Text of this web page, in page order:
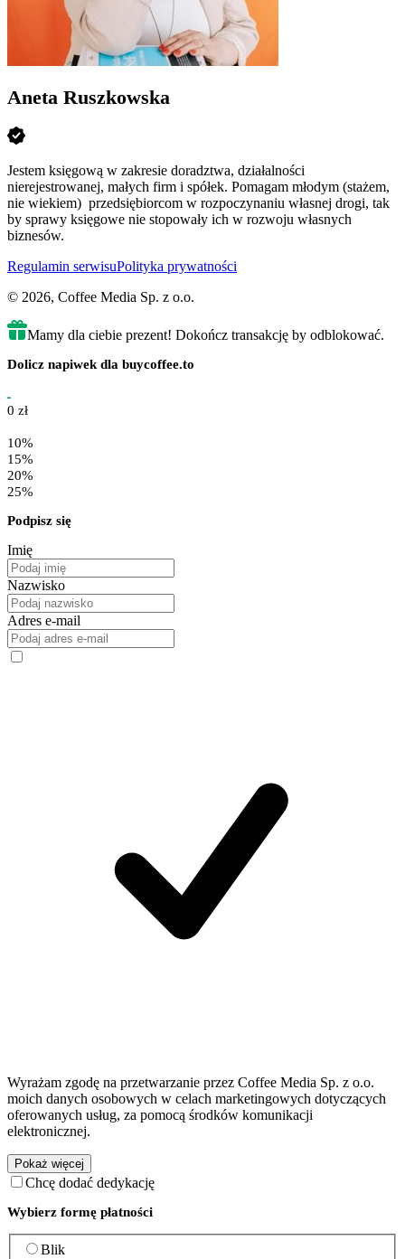
Aneta Ruszkowska
Jestem księgową w zakresie doradztwa, działalności
nierejestrowanej, małych firm i spółek. Pomagam młodym (stażem,
nie wiekiem) przedsiębiorcom w rozpoczynaniu własnej drogi, tak
by sprawy księgowe nie stopowały ich w rozwoju własnych
biznesów.
Regulamin serwisuPolityka prywatności
© 2026, Coffee Media Sp. z o.o.
Mamy dla ciebie prezent! Dokończ transakcję by odblokować.
Dolicz napiwek dla buycoffee.to
0 zł
10%
15%
20%
25%
Podpisz się
Imię
Nazwisko
Adres e-mail
Wyrażam zgodę na przetwarzanie przez Coffee Media Sp. z o.o.
moich danych osobowych w celach marketingowych dotyczących
oferowanych usług, za pomocą środków komunikacji
elektronicznej.
Pokaż więcej
Chcę dodać dedykację
Wybierz formę płatności
Blik